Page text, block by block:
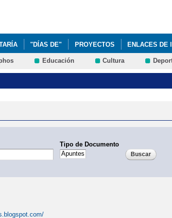
"DÍAS DE" PROYECTOS ENLACES DE
Educación Cultura
Tipo de Documento